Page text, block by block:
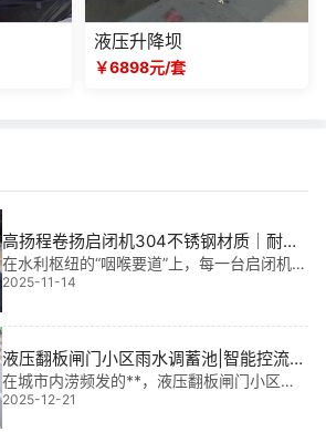
液压升降坝
￥6898元/套
高扬程卷扬启闭机304不锈钢材质｜耐腐
抗压，守护枢纽命脉
在水利枢纽的“咽喉要道”上，每一台启闭机都
承载着调水、泄洪、通航的重任。而高扬程
卷扬启闭机304不锈钢材质，正是这类关键
设备中的“钢铁卫士”。它不仅耐腐蚀、强度
高，更能在复杂工况下长期稳定运行——尤
其
2025-11-14
液压翻板闸门小区雨水调蓄池|智能控流的
“城市海绵”守护者
在城市内涝频发的**，液压翻板闸门小区雨
水调蓄池已成为新型城镇化建设中不可或缺
2025-12-21